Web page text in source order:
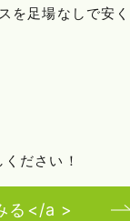
を足場なしで安
ださい！
る</a >